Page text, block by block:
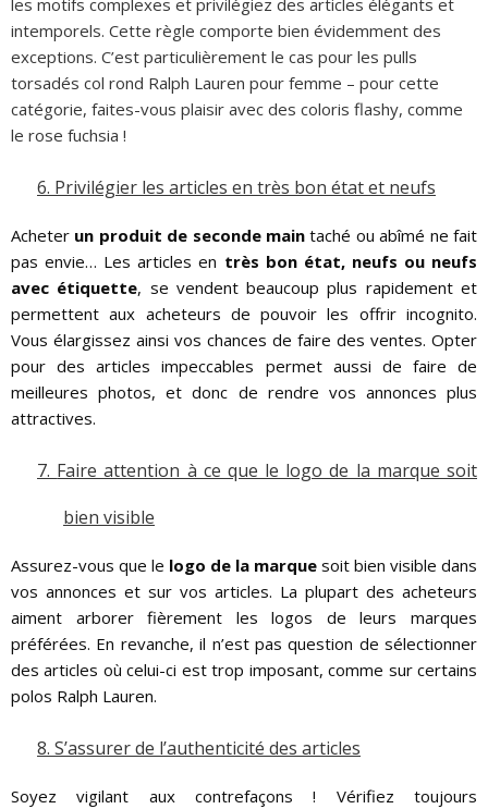
intemporels. Cette règle comporte bien évidemment des
exceptions. C’est particulièrement le cas pour les pulls
torsadés col rond Ralph Lauren pour femme – pour cette
catégorie, faites-vous plaisir avec des coloris flashy, comme
le rose fuchsia !
6. Privilégier les articles en très bon état et neufs
Acheter un produit de seconde main taché ou abîmé ne fait
pas envie… Les articles en très bon état, neufs ou neufs
avec étiquette, se vendent beaucoup plus rapidement et
permettent aux acheteurs de pouvoir les offrir incognito.
Vous élargissez ainsi vos chances de faire des ventes. Opter
pour des articles impeccables permet aussi de faire de
meilleures photos, et donc de rendre vos annonces plus
attractives.
7. Faire attention à ce que le logo de la marque soit
bien visible
Assurez-vous que le logo de la marque soit bien visible dans
vos annonces et sur vos articles. La plupart des acheteurs
aiment arborer fièrement les logos de leurs marques
préférées. En revanche, il n’est pas question de sélectionner
des articles où celui-ci est trop imposant, comme sur certains
polos Ralph Lauren.
8. S’assurer de l’authenticité des articles
Soyez vigilant aux contrefaçons ! Vérifiez toujours